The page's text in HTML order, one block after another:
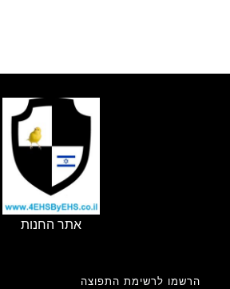
אתר החנות
לרשימת התפוצה